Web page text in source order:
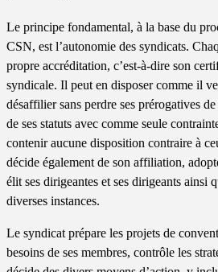
Le principe fondamental, à la base du
CSN, est l’autonomie des syndicats.
propre accréditation, c’est-à-dire son
syndicale. Il peut en disposer comme il
désaffilier sans perdre ses prérogatives
de ses statuts avec comme seule
contenir aucune disposition contraire à
décide également de son affiliation,
élit ses dirigeantes et ses dirigeants ainsi
diverses instances.
Le syndicat prépare les projets de
besoins de ses membres, contrôle les